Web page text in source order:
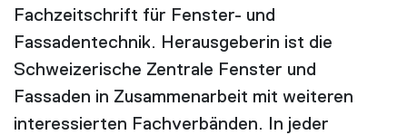
Fachzeitschrift für Fenster- und
Fassadentechnik. Herausgeberin ist die
Schweizerische Zentrale Fenster und
Fassaden in Zusammenarbeit mit weiteren
interessierten Fachverbänden. In jeder